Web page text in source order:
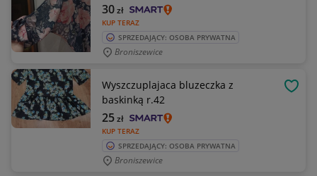
KUP TERAZ
30zł
SPRZEDAJĄCY: OSOBA PRYWATNA
Broniszewice
Wyszczuplajaca bluzeczka z
baskinką r.42
KUP TERAZ
25zł
SPRZEDAJĄCY: OSOBA PRYWATNA
Broniszewice